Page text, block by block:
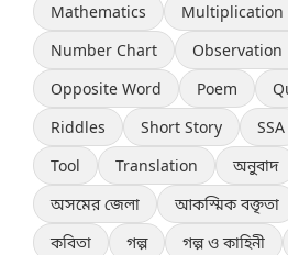
Mathematics
Multiplication
Number Chart
Observation
Opposite Word
Poem
Riddles
Short Story SSA
Tool
Translation অনুবাদ
অসমের জেলা
আকস্মিক বক্তৃতা
কবিতা
গল্প গল্প ও কাহিনী